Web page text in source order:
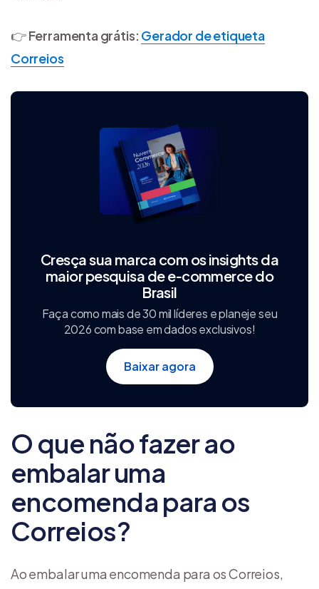
👉Ferramenta grátis: Gerador de etiqueta
Correios
Cresça sua marca com os insights da
maior pesquisa de e‑commerce do
Brasil
Faça como mais de 30 mil líderes e planeje seu
2026 com base em dados exclusivos!
Baixar agora
O que não fazer ao
embalar uma
encomenda para os
Correios?
Ao embalar uma encomenda para os Correios,